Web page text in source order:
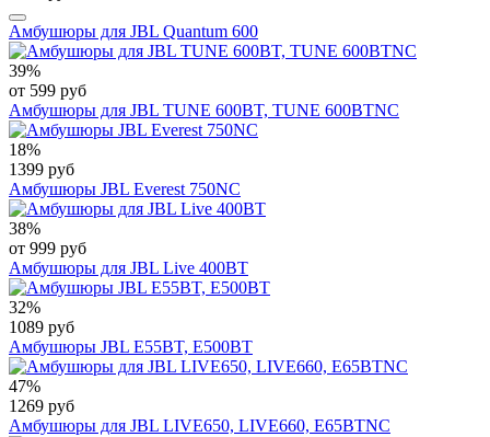
Амбушюры для JBL Quantum 600
39%
от 599 руб
Амбушюры для JBL TUNE 600BT, TUNE 600BTNC
18%
1399 руб
Амбушюры JBL Everest 750NC
38%
от 999 руб
Амбушюры для JBL Live 400BT
32%
1089 руб
Амбушюры JBL E55BT, E500BT
47%
1269 руб
Амбушюры для JBL LIVE650, LIVE660, E65BTNC